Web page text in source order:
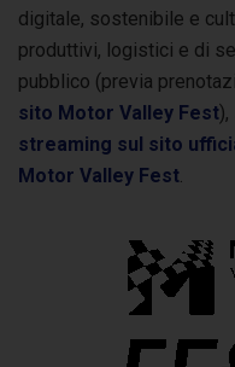
digitale, sostenibile e
produttivi, logistici e di
pubblico (previa
sito Motor Valley Fest),
streaming sul sito
Motor Valley Fest